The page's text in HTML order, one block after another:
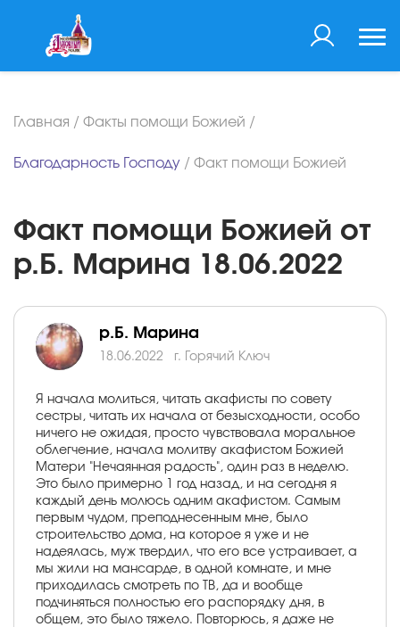
Главная / Факты помощи Божией /
Благодарность Господу / Факт помощи Божией
Факт помощи Божией от
р.Б. Марина 18.06.2022
р.Б. Марина
18.06.2022 г. Горячий Ключ
Я начала молиться, читать акафисты по совету
сестры, читать их начала от безысходности, особо
ничего не ожидая, просто чувствовала моральное
облегчение, начала молитву акафистом Божией
Матери "Нечаянная радость", один раз в неделю.
Это было примерно 1 год назад, и на сегодня я
каждый день молюсь одним акафистом. Самым
первым чудом, преподнесенным мне, было
строительство дома, на которое я уже и не
надеялась, муж твердил, что его все устраивает, а
мы жили на мансарде, в одной комнате, и мне
приходилась смотреть по ТВ, да и вообще
подчиняться полностью его распорядку дня, в
общем, это было тяжело. Повторюсь, я даже не